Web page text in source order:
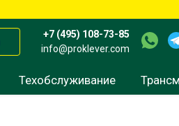
+7 (495) 108-73-85
info@proklever.com
Техобслуживание